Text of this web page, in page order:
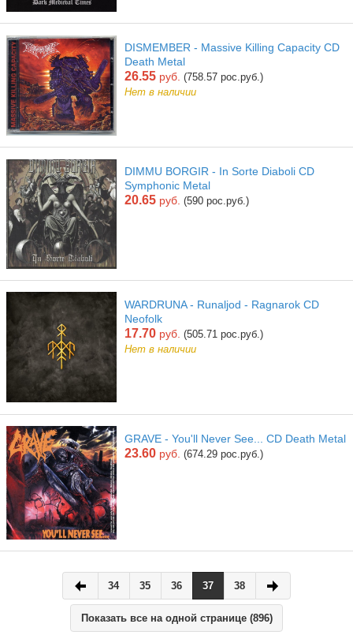
DISMEMBER - Massive Killing Capacity CD
Death Metal
26.55 руб. (758.57 рос.руб.)
Нет в наличии
DIMMU BORGIR - In Sorte Diaboli CD
Symphonic Metal
20.65 руб. (590 рос.руб.)
WARDRUNA - Runaljod - Ragnarok CD
Neofolk
17.70 руб. (505.71 рос.руб.)
Нет в наличии
GRAVE - You'll Never See... CD Death Metal
23.60 руб. (674.29 рос.руб.)
34 35 36 37 38
Показать все на одной странице (896)